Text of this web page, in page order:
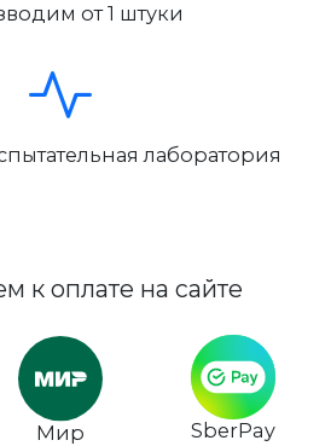
от 1 штуки
лаборатория
к оплате на сайте
Мир SberPay